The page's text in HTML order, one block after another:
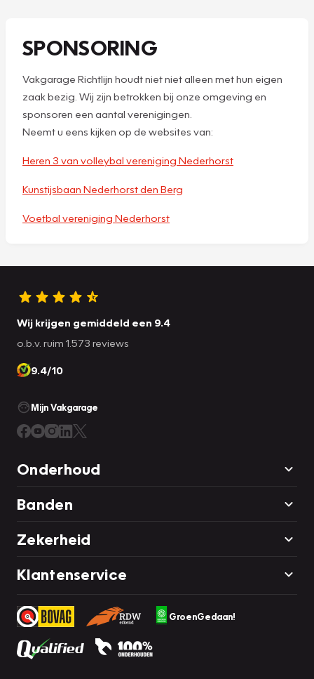
SPONSORING
Vakgarage Richtlijn houdt niet niet alleen met hun eigen
zaak bezig. Wij zijn betrokken bij onze omgeving en
sponsoren een aantal verenigingen.
Neemt u eens kijken op de websites van:
Heren 3 van volleybal vereniging Nederhorst
Kunstijsbaan Nederhorst den Berg
Voetbal vereniging Nederhorst
Wij krijgen gemiddeld een 9.4
o.b.v. ruim 1.573 reviews
9.4/10
Mijn Vakgarage
Onderhoud
Banden
Zekerheid
Klantenservice
GroenGedaan!